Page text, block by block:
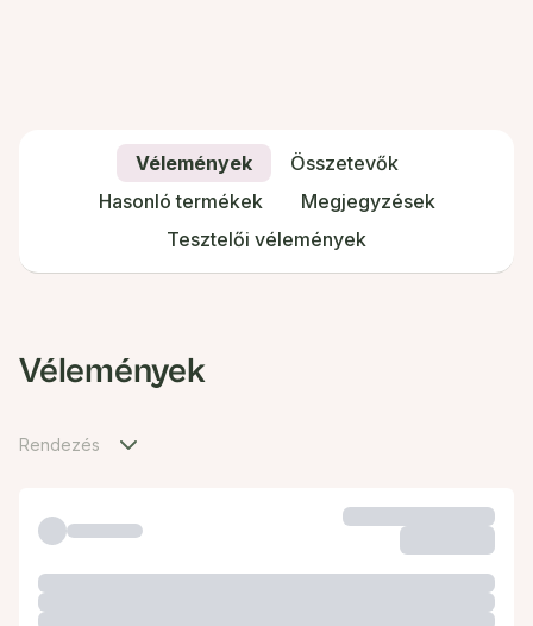
Vélemények
Összetevők
Hasonló termékek
Megjegyzések
Tesztelői vélemények
Vélemények
Rendezés